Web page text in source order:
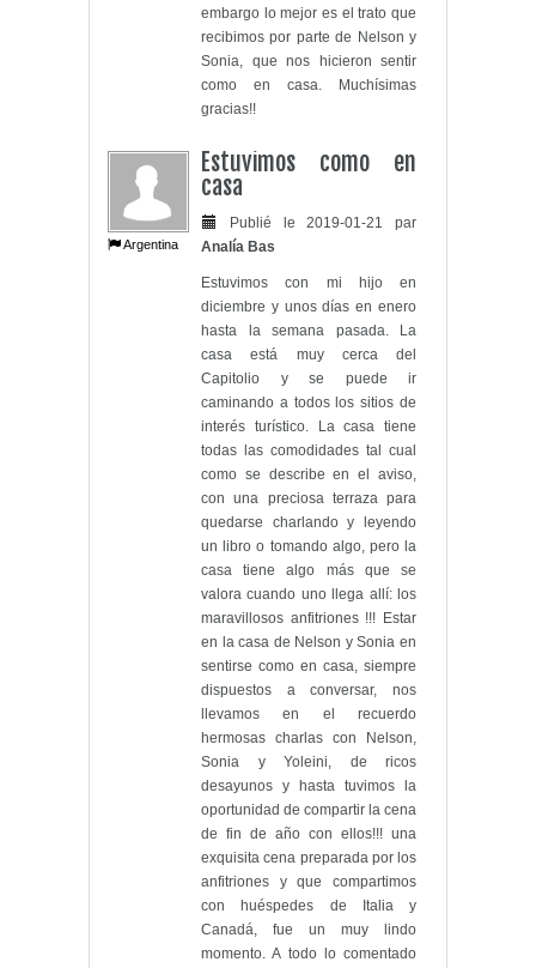
embargo lo mejor es el trato que
recibimos por parte de Nelson y
Sonia, que nos hicieron sentir
como en casa. Muchísimas
gracias!!
Argentina
Estuvimos como en
casa
Publié le 2019-01-21 par
Analía Bas
Estuvimos con mi hijo en
diciembre y unos días en enero
hasta la semana pasada. La
casa está muy cerca del
Capitolio y se puede ir
caminando a todos los sitios de
interés turístico. La casa tiene
todas las comodidades tal cual
como se describe en el aviso,
con una preciosa terraza para
quedarse charlando y leyendo
un libro o tomando algo, pero la
casa tiene algo más que se
valora cuando uno llega allí: los
maravillosos anfitriones !!! Estar
en la casa de Nelson y Sonia en
sentirse como en casa, siempre
dispuestos a conversar, nos
llevamos en el recuerdo
hermosas charlas con Nelson,
Sonia y Yoleini, de ricos
desayunos y hasta tuvimos la
oportunidad de compartir la cena
de fin de año con ellos!!! una
exquisita cena preparada por los
anfitriones y que compartimos
con huéspedes de Italia y
Canadá, fue un muy lindo
momento. A todo lo comentado